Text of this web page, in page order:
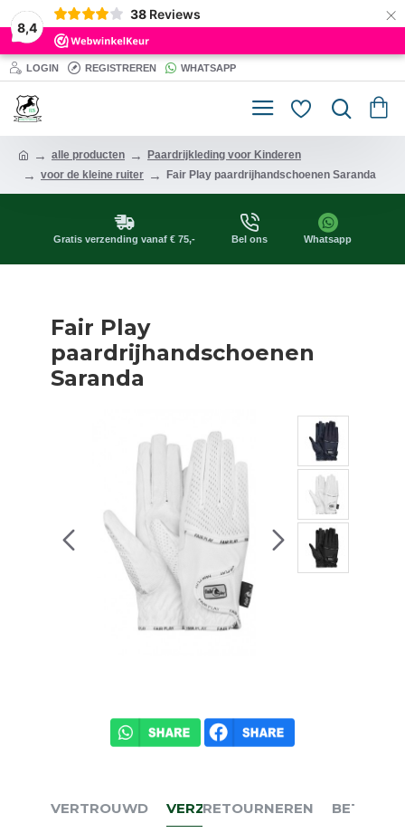
8,4
38 Reviews ×
LOGIN REGISTREREN WHATSAPP
alle producten
Paardrijkleding voor Kinderen
voor de kleine ruiter
Fair Play paardrijhandschoenen Saranda
Gratis verzending vanaf € 75,- Bel ons Whatsapp
Fair Play
paardrijhandschoenen
Saranda
VERTROUWD VERZENDEN
RETOURNEREN BETALEN